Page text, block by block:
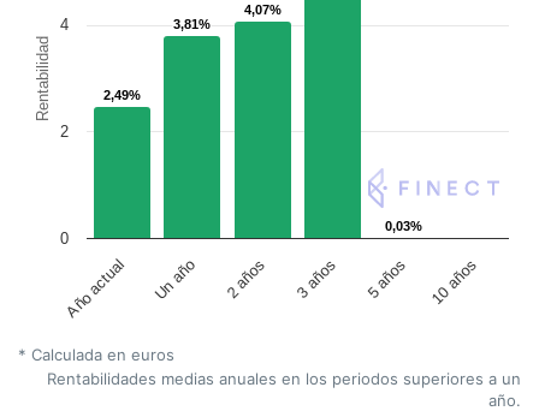
Rentabilidad 2,49%
2,49%
3,81%
3,81%
4,07%
4,07%
0,03%
0,03%
Año actual Un año 2 años 3 años 5 años 10 años
0
2
4
* Calculada en euros
Rentabilidades medias anuales en los periodos superiores a un
año.